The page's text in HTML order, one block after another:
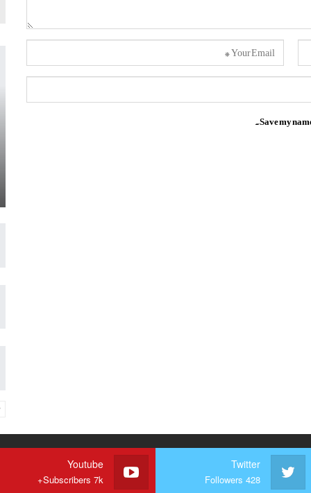
Save my
Twitter
Followers 428
Youtube
Subscribers 7k+